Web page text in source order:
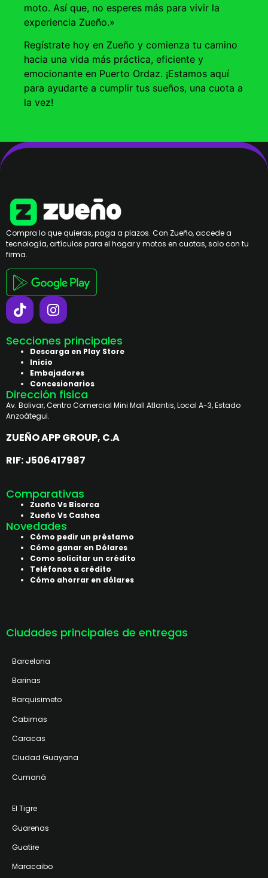
moto. Así que, no esperes más para vivir la
experiencia Zueño.»
Regístrate hoy en Zueño y comienza tu camino
hacia una vida más práctica, eficiente y
emocionante en Puerto Ordaz. ¡Estamos aquí
para ayudarte a cumplir tus sueños, una cuota a
la vez!
Compra lo que quieras, paga a plazos. Con Zueño, accede a
tecnología, artículos para el hogar y motos en cuotas, solo con tu
firma.
Secciones principales
Descarga en Play Store
Inicio
Embajadores
Concesionarios
Dirección fisica
Av. Bolivar, Centro Comercial Mini Mall Atlantis, Local A-3, Estado
Anzoátegui.
ZUEÑO APP GROUP, C.A
RIF: J506417987
Comparativas
Zueño Vs Biserca
Zueño Vs Cashea
Novedades
Cómo pedir un préstamo
Cómo ganar en Dólares
Como solicitar un crédito
Teléfonos a crédito
Cómo ahorrar en dólares
Ciudades principales de entregas
Barcelona
Barinas
Barquisimeto
Cabimas
Caracas
Ciudad Guayana
Cumaná
El Tigre
Guarenas
Guatire
Maracaibo